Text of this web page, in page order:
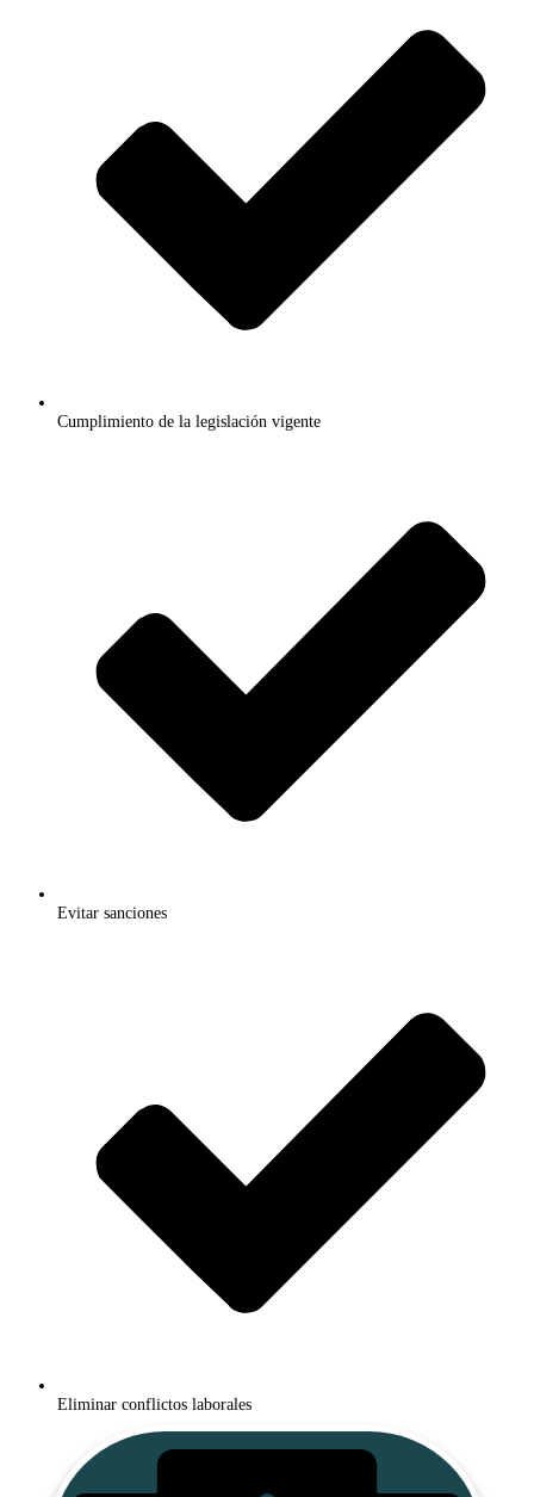
​Cumplimiento de la legislación vigente
Evitar sanciones
​Eliminar conflictos laborales